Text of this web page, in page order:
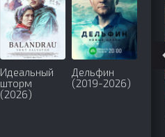
Идеальный
шторм
(2026)
Дельфин
(2019-2026)